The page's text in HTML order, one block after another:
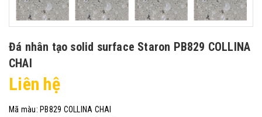
Đá nhân tạo solid surface Staron PB829 COLLINA
CHAI
Liên hệ
Mã màu: PB829 COLLINA CHAI